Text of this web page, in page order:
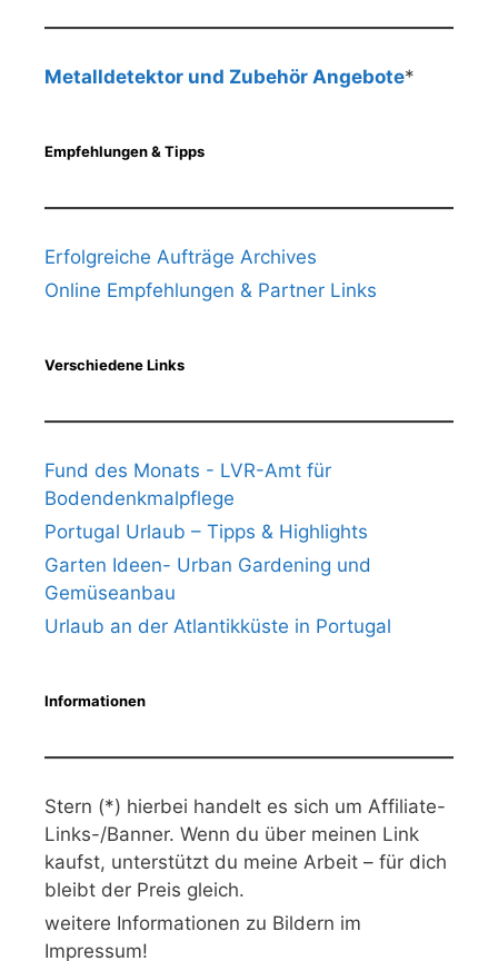
Metalldetektor und Zubehör Angebote*
Empfehlungen & Tipps
Erfolgreiche Aufträge Archives
Online Empfehlungen & Partner Links
Verschiedene Links
Fund des Monats - LVR-Amt für
Bodendenkmalpflege
Portugal Urlaub – Tipps & Highlights
Garten Ideen- Urban Gardening und
Gemüseanbau
Urlaub an der Atlantikküste in Portugal
Informationen
Stern (*) hierbei handelt es sich um Affiliate-
Links-/Banner. Wenn du über meinen Link
kaufst, unterstützt du meine Arbeit – für dich
bleibt der Preis gleich.
weitere Informationen zu Bildern im
Impressum!